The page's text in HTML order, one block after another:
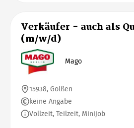
Verkäufer - auch als
(m/w/d)
Mago
15938, Golßen
keine Angabe
Vollzeit, Teilzeit, Minijob